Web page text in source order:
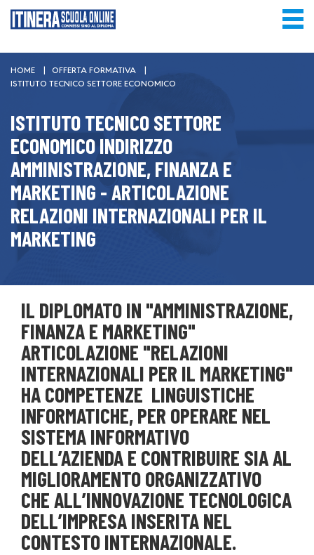
YOU
HERE
HOME
OFFERTA FORMATIVA
ISTITUTO TECNICO SETTORE ECONOMICO
ISTITUTO TECNICO SETTORE
ECONOMICO INDIRIZZO
AMMINISTRAZIONE, FINANZA E
MARKETING - ARTICOLAZIONE
RELAZIONI INTERNAZIONALI PER IL
MARKETING
IL DIPLOMATO IN "AMMINISTRAZIONE,
FINANZA E MARKETING"
ARTICOLAZIONE "RELAZIONI
INTERNAZIONALI PER IL MARKETING"
HA COMPETENZE LINGUISTICHE
INFORMATICHE, PER OPERARE NEL
SISTEMA INFORMATIVO
DELL’AZIENDA E CONTRIBUIRE SIA AL
MIGLIORAMENTO ORGANIZZATIVO
CHE ALL’INNOVAZIONE TECNOLOGICA
DELL’IMPRESA INSERITA NEL
CONTESTO INTERNAZIONALE.
CONTATTI